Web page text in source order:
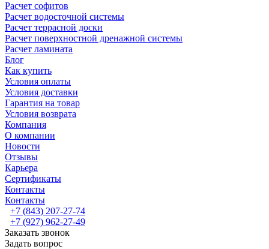
Расчет софитов
Расчет водосточной системы
Расчет террасной доски
Расчет поверхностной дренажной системы
Расчет ламината
Блог
Как купить
Условия оплаты
Условия доставки
Гарантия на товар
Условия возврата
Компания
О компании
Новости
Отзывы
Карьера
Сертификаты
Контакты
Контакты
+7 (843) 207-27-74
+7 (927) 962-27-49
Заказать звонок
Задать вопрос